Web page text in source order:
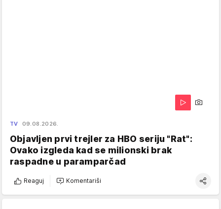
TV 09.08.2026.
Objavljen prvi trejler za HBO seriju "Rat":
Ovako izgleda kad se milionski brak
raspadne u paramparčad
Reaguj Komentariši